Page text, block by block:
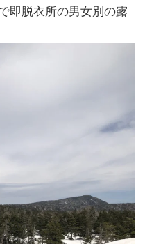
即脱衣所の男女別の露